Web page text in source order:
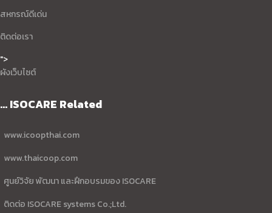
สหกรณ์ดีเด่น
ติดต่อเรา
">
ผังเว็บไซต์
... ISOCARE Related
www.icoopthai.com
www.thaicoop.com
ศูนย์วิจัย พัฒนา และฝึกอบรมของ ISOCARE
ติดต่อ ISOCARE systems Co.;Ltd.